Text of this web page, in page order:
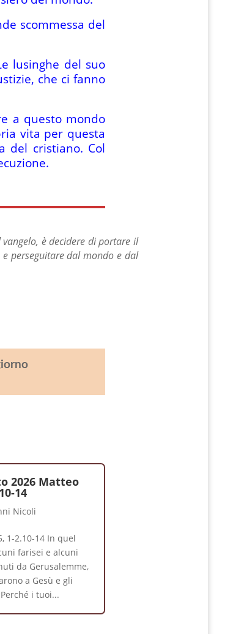
scommessa del
lusinghe del suo
che ci fanno
a questo mondo
vita per questa
del cristiano. Col
è decidere di portare il
perseguitare dal mondo e dal
2026 Matteo
14
Nicoli
1-2.10-14 In quel
farisei e alcuni
da Gerusalemme,
a Gesù e gli
i tuoi...